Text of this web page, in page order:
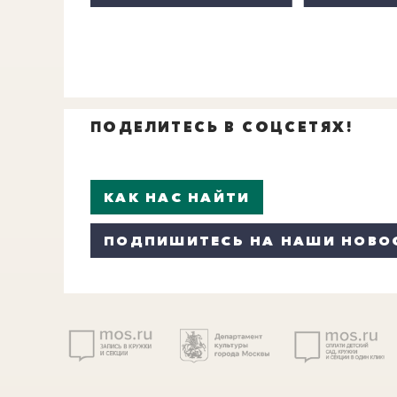
ПОДЕЛИТЕСЬ В СОЦСЕТЯХ!
КАК НАС НАЙТИ
ПОДПИШИТЕСЬ НА НАШИ